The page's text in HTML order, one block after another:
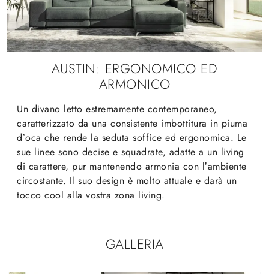
AUSTIN: ERGONOMICO ED
ARMONICO
Un divano letto estremamente contemporaneo,
caratterizzato da una consistente imbottitura in piuma
d’oca che rende la seduta soffice ed ergonomica. Le
sue linee sono decise e squadrate, adatte a un living
di carattere, pur mantenendo armonia con l’ambiente
circostante. Il suo design è molto attuale e darà un
tocco cool alla vostra zona living.
GALLERIA